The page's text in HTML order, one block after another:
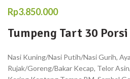
Rp3.850.000
Tumpeng Tart 30 Porsi
Nasi Kuning/Nasi Putih/Nasi Gurih,
Rujak/Goreng/Bakar Kecap, Telor